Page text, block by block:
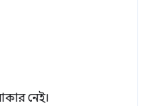
নেই।